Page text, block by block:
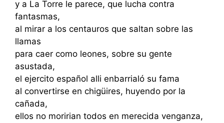
y a La Torre le parece, que lucha contra
fantasmas,
al mirar a los centauros que saltan sobre las
llamas
para caer como leones, sobre su gente
asustada,
el ejercito español alli enbarrialó su fama
al convertirse en chigüires, huyendo por la
cañada,
ellos no moririan todos en merecida venganza,